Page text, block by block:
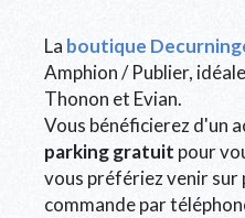
La boutique
Amphion / Publier,
Thonon et Evian.
Vous bénéficierez d'un
parking gratuit pour
vous préfériez venir sur
commande par